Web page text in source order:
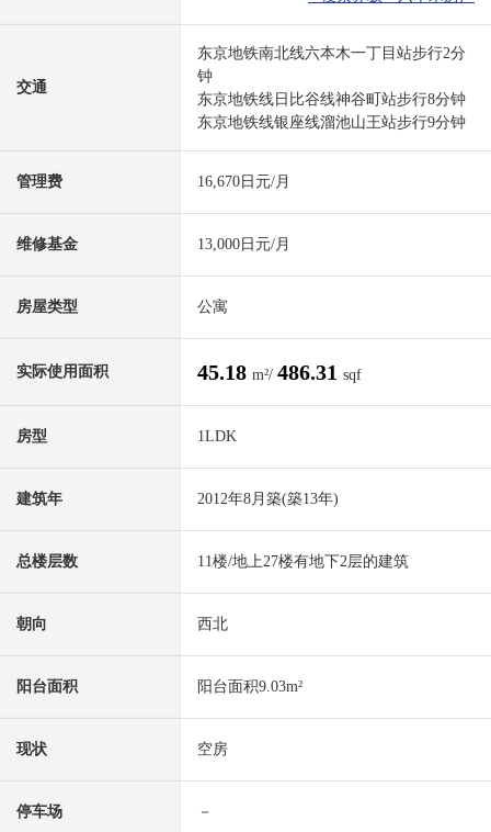
交通
东京地铁南北线六本木一丁目站步行2分
钟
东京地铁线日比谷线神谷町站步行8分钟
东京地铁线银座线溜池山王站步行9分钟
管理费 16,670日元/月
维修基金 13,000日元/月
房屋类型 公寓
实际使用面积 45.18 m²/ 486.31 sqf
房型 1LDK
建筑年 2012年8月築(築13年)
总楼层数 11楼/地上27楼有地下2层的建筑
朝向 西北
阳台面积 阳台面积9.03m²
现状 空房
停车场 －